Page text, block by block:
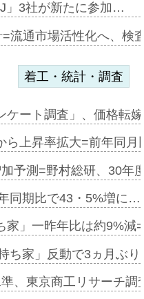
」3社が新たに参加…
流通市場活性化へ、検
着工・統計・調査
ケート調査」、価格転
ら上昇率拡大=前年同
予測=野村総研、30年
同期比で43・5%増に…
家」一昨年比は約9%
ち家」反動で3ヵ月ぶ
、東京商工リサーチ